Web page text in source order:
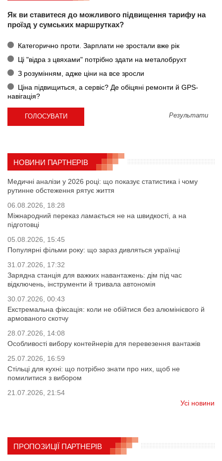
Як ви ставитеся до можливого підвищення тарифу на
проїзд у сумських маршрутках?
Категорично проти. Зарплати не зростали вже рік
Ці "відра з цвяхами" потрібно здати на металобрухт
З розумінням, адже ціни на все зросли
Ціна підвищиться, а сервіс? Де обіцяні ремонти й GPS-
навігація?
Результати
НОВИНИ ПАРТНЕРІВ
Медичні аналізи у 2026 році: що показує статистика і чому
рутинне обстеження рятує життя
06.08.2026, 18:28
Міжнародний переказ ламається не на швидкості, а на
підготовці
05.08.2026, 15:45
Популярні фільми року: що зараз дивляться українці
31.07.2026, 17:32
Зарядна станція для важких навантажень: дім під час
відключень, інструменти й тривала автономія
30.07.2026, 00:43
Екстремальна фіксація: коли не обійтися без алюмінієвого й
армованого скотчу
28.07.2026, 14:08
Особливості вибору контейнерів для перевезення вантажів
25.07.2026, 16:59
Стільці для кухні: що потрібно знати про них, щоб не
помилитися з вибором
21.07.2026, 21:54
Усі новини
ПРОПОЗИЦІЇ ПАРТНЕРІВ